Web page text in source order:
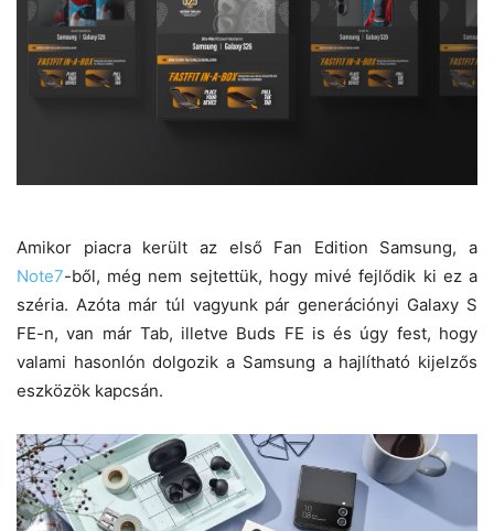
Amikor piacra került az első Fan Edition Samsung, a
Note7-ből, még nem sejtettük, hogy mivé fejlődik ki ez a
széria. Azóta már túl vagyunk pár generációnyi Galaxy S
FE-n, van már Tab, illetve Buds FE is és úgy fest, hogy
valami hasonlón dolgozik a Samsung a hajlítható kijelzős
eszközök kapcsán.